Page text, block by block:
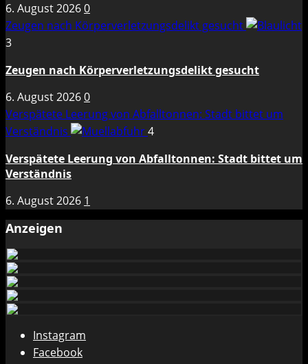
6. August 20260
Zeugen nach Körperverletzungsdelikt gesucht
3
Zeugen nach Körperverletzungsdelikt gesucht
6. August 20260
Verspätete Leerung von Abfalltonnen: Stadt bittet um
Verständnis
4
Verspätete Leerung von Abfalltonnen: Stadt bittet um
Verständnis
6. August 2026 1
Anzeigen
Instagram
Facebook